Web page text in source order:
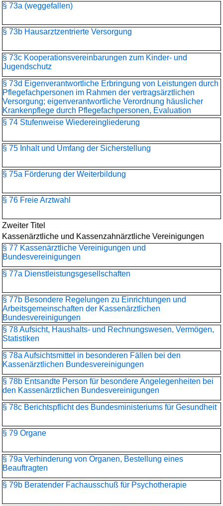
§ 73a (weggefallen)
§ 73b Hausarztzentrierte Versorgung
§ 73c Kooperationsvereinbarungen zum Kinder- und
Jugendschutz
§ 73d Eigenverantwortliche Erbringung von Leistungen durch
Pflegefachpersonen im Rahmen der vertragsärztlichen
Versorgung; eigenverantwortliche Verordnung häuslicher
Krankenpflege durch Pflegefachpersonen, Evaluation
§ 74 Stufenweise Wiedereingliederung
§ 75 Inhalt und Umfang der Sicherstellung
§ 75a Förderung der Weiterbildung
§ 76 Freie Arztwahl
Zweiter Titel
Kassenärztliche und Kassenzahnärztliche Vereinigungen
§ 77 Kassenärztliche Vereinigungen und
Bundesvereinigungen
§ 77a Dienstleistungsgesellschaften
§ 77b Besondere Regelungen zu Einrichtungen und
Arbeitsgemeinschaften der Kassenärztlichen
Bundesvereinigungen
§ 78 Aufsicht, Haushalts- und Rechnungswesen, Vermögen,
Statistiken
§ 78a Aufsichtsmittel in besonderen Fällen bei den
Kassenärztlichen Bundesvereinigungen
§ 78b Entsandte Person für besondere Angelegenheiten bei
den Kassenärztlichen Bundesvereinigungen
§ 78c Berichtspflicht des Bundesministeriums für Gesundheit
§ 79 Organe
§ 79a Verhinderung von Organen, Bestellung eines
Beauftragten
§ 79b Beratender Fachausschuß für Psychotherapie